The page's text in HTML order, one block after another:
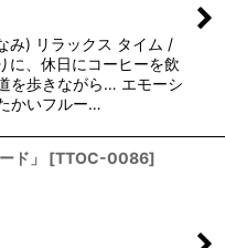
み) リラックス タイム /
に、休日にコーヒーを飲
を歩きながら… エモーシ
かいフルー…
ド」 [TTOC-0086]